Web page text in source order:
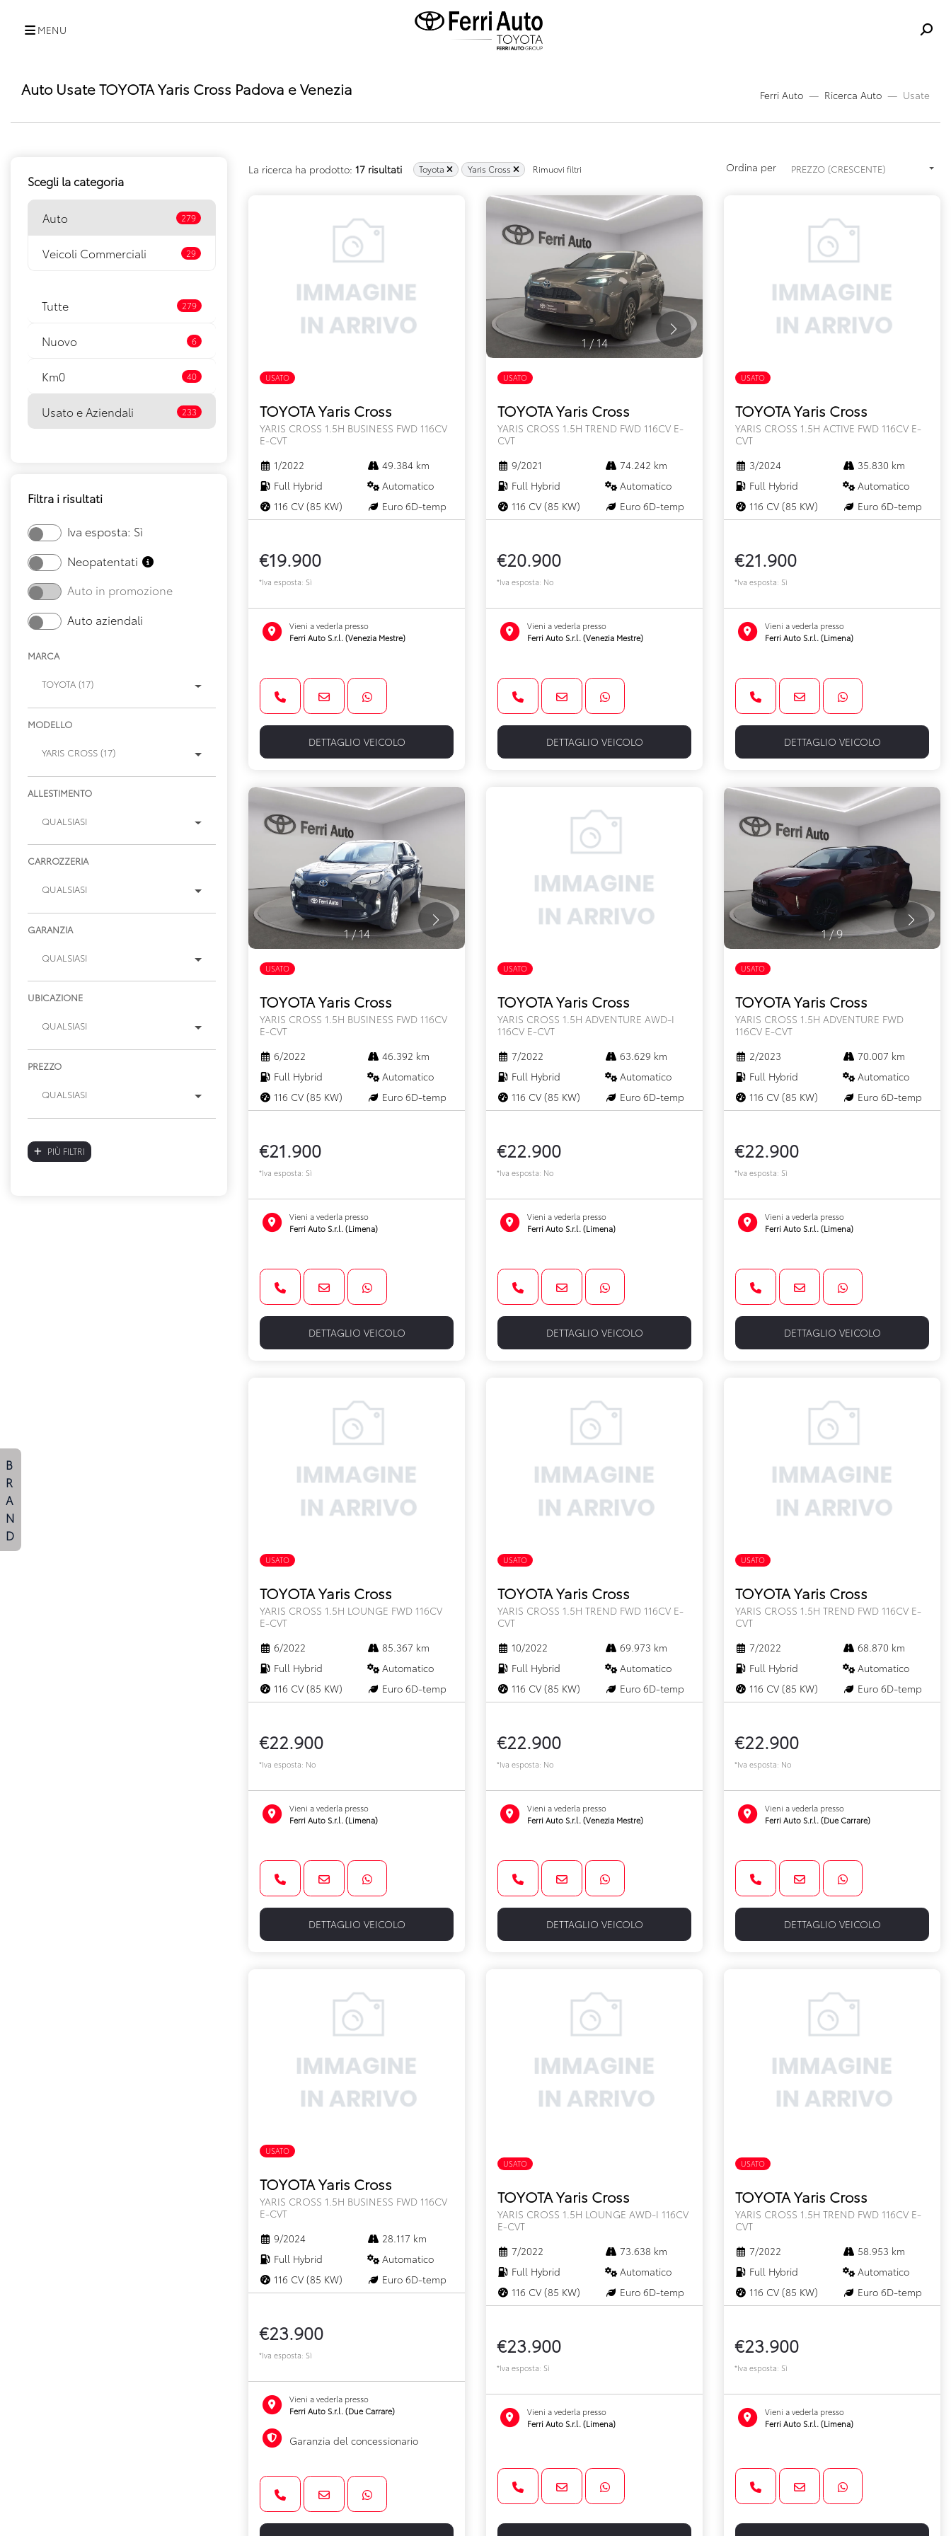
MENU
Auto Usate TOYOTA Yaris Cross Padova e Venezia Ferri Auto Ricerca Auto Usate
Scegli la categoria
Auto 279
Veicoli Commerciali 29
Tutte 279
Nuovo 6
Km0 40
Usato e Aziendali 233
Filtra i risultati
Iva esposta: Sì
Neopatentati
Auto in promozione
Auto aziendali
MARCA
TOYOTA (17)
MODELLO
YARIS CROSS (17)
ALLESTIMENTO
QUALSIASI
CARROZZERIA
QUALSIASI
GARANZIA
QUALSIASI
UBICAZIONE
QUALSIASI
PREZZO
QUALSIASI
PIÙ FILTRI
La ricerca ha prodotto: 17 risultati Toyota Yaris Cross Rimuovi filtri Ordina per PREZZO (CRESCENTE)
USATO
TOYOTA Yaris Cross
YARIS CROSS 1.5H BUSINESS FWD 116CV
E-CVT
1/2022
49.384 km
Full Hybrid
Automatico
116 CV (85 KW)
Euro 6D-temp
€19.900
*Iva esposta: Sì
Vieni a vederla presso
Ferri Auto S.r.l. (Venezia Mestre)
DETTAGLIO VEICOLO
1/14
USATO
TOYOTA Yaris Cross
YARIS CROSS 1.5H TREND FWD 116CV E-
CVT
9/2021
74.242 km
Full Hybrid
Automatico
116 CV (85 KW)
Euro 6D-temp
€20.900
*Iva esposta: No
Vieni a vederla presso
Ferri Auto S.r.l. (Venezia Mestre)
DETTAGLIO VEICOLO
USATO
TOYOTA Yaris Cross
YARIS CROSS 1.5H ACTIVE FWD 116CV E-
CVT
3/2024
35.830 km
Full Hybrid
Automatico
116 CV (85 KW)
Euro 6D-temp
€21.900
*Iva esposta: Sì
Vieni a vederla presso
Ferri Auto S.r.l. (Limena)
DETTAGLIO VEICOLO
1/14
USATO
TOYOTA Yaris Cross
YARIS CROSS 1.5H BUSINESS FWD 116CV
E-CVT
6/2022
46.392 km
Full Hybrid
Automatico
116 CV (85 KW)
Euro 6D-temp
€21.900
*Iva esposta: Sì
Vieni a vederla presso
Ferri Auto S.r.l. (Limena)
DETTAGLIO VEICOLO
USATO
TOYOTA Yaris Cross
YARIS CROSS 1.5H ADVENTURE AWD-I
116CV E-CVT
7/2022
63.629 km
Full Hybrid
Automatico
116 CV (85 KW)
Euro 6D-temp
€22.900
*Iva esposta: No
Vieni a vederla presso
Ferri Auto S.r.l. (Limena)
DETTAGLIO VEICOLO
1/9
USATO
TOYOTA Yaris Cross
YARIS CROSS 1.5H ADVENTURE FWD
116CV E-CVT
2/2023
70.007 km
Full Hybrid
Automatico
116 CV (85 KW)
Euro 6D-temp
€22.900
*Iva esposta: Sì
Vieni a vederla presso
Ferri Auto S.r.l. (Limena)
DETTAGLIO VEICOLO
USATO
TOYOTA Yaris Cross
YARIS CROSS 1.5H LOUNGE FWD 116CV
E-CVT
6/2022
85.367 km
Full Hybrid
Automatico
116 CV (85 KW)
Euro 6D-temp
€22.900
*Iva esposta: No
Vieni a vederla presso
Ferri Auto S.r.l. (Limena)
DETTAGLIO VEICOLO
USATO
TOYOTA Yaris Cross
YARIS CROSS 1.5H TREND FWD 116CV E-
CVT
10/2022
69.973 km
Full Hybrid
Automatico
116 CV (85 KW)
Euro 6D-temp
€22.900
*Iva esposta: No
Vieni a vederla presso
Ferri Auto S.r.l. (Venezia Mestre)
DETTAGLIO VEICOLO
USATO
TOYOTA Yaris Cross
YARIS CROSS 1.5H TREND FWD 116CV E-
CVT
7/2022
68.870 km
Full Hybrid
Automatico
116 CV (85 KW)
Euro 6D-temp
€22.900
*Iva esposta: No
Vieni a vederla presso
Ferri Auto S.r.l. (Due Carrare)
DETTAGLIO VEICOLO
USATO
TOYOTA Yaris Cross
YARIS CROSS 1.5H BUSINESS FWD 116CV
E-CVT
9/2024
28.117 km
Full Hybrid
Automatico
116 CV (85 KW)
Euro 6D-temp
€23.900
*Iva esposta: Sì
Vieni a vederla presso
Ferri Auto S.r.l. (Due Carrare)
Garanzia del concessionario
USATO
TOYOTA Yaris Cross
YARIS CROSS 1.5H LOUNGE AWD-I 116CV
E-CVT
7/2022
73.638 km
Full Hybrid
Automatico
116 CV (85 KW)
Euro 6D-temp
€23.900
*Iva esposta: Sì
Vieni a vederla presso
Ferri Auto S.r.l. (Limena)
USATO
TOYOTA Yaris Cross
YARIS CROSS 1.5H TREND FWD 116CV E-
CVT
7/2022
58.953 km
Full Hybrid
Automatico
116 CV (85 KW)
Euro 6D-temp
€23.900
*Iva esposta: Sì
Vieni a vederla presso
Ferri Auto S.r.l. (Limena)
B
R
A
N
D